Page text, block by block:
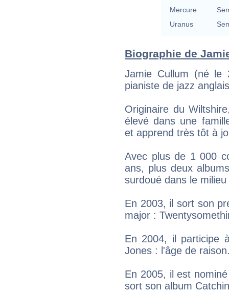
Mercure
Uranus
Biographie de
Jamie Cullum (né le
pianiste de jazz
Originaire du
élevé dans une
et apprend très tôt à
Avec plus de 1 000
ans, plus deux
surdoué dans le
En 2003, il sort son
major :
En 2004, il participe
Jones : l'âge de
En 2005, il est
sort son album